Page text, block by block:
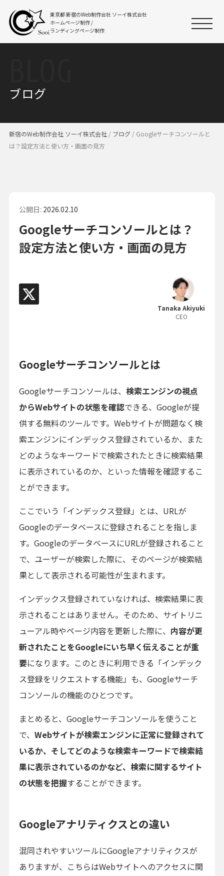
東京都 新宿のWeb制作会社 ソーイ株式会社
ホームページ制作 /
ランディングページ制作
ブログ
新宿のWeb制作会社 ソーイ株式会社/ ブログ/ Googleサーチコンソールと
は？設定方法と使い方・画面の見方
公開日: 2026.02.10
Googleサーチコンソールとは？
設定方法と使い方・画面の見方
Tanaka Akiyuki
CEO
Googleサーチコンソールとは
Googleサーチコンソールは、 検索エンジンの視点
からWebサイトの状態を確認できる、Googleが提
供する無料のツールです。Webサイトが問題なく検
索エンジンにインデックス登録されているか、また
どのようなキーワードで検索されたときに検索結果
に表示されているのか、といった情報を確認するこ
とができます。
ここでいう「インデックス登録」とは、URLが
Googleのデータベースに登録されることを指しま
す。GoogleのデータベースにURLが登録されること
で、ユーザーが検索した際に、そのページが検索結
果として表示される可能性が生まれます。
インデックス登録されていなければ、検索結果に表
示されることはありません。そのため、サイトリニ
ューアル時やページ内容を更新した際に、 内容が更
新されたことをGoogleにいち早く伝えることが重
要になります。このときに利用できる「インデック
ス登録をリクエストする機能」も、Googleサーチ
コンソールの機能のひとつです。
まとめると、Googleサーチコンソールを使うこと
で、 Webサイトが検索エンジンに正常に登録されて
いるか、そしてどのような検索キーワードで検索結
果に表示されているのかなど、検索に関するサイト
の状態を把握することができます。
Googleアナリティクスとの違い
混同されやすいツールにGoogleアナリティクスが
ありますが、こちらはWebサイトへのアクセスに関